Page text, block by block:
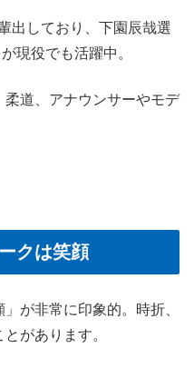
出しており、下園辰哉選
現役でも活躍中。
道、アナウンサーやモデ
クは笑顔
が非常に印象的。時折、
があります。